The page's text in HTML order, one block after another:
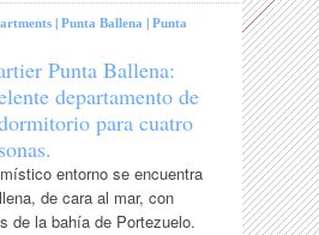
|Punta Ballena |Punta
Punta Ballena:
departamento de
para cuatro
entorno se encuentra
de cara al mar, con
de la bahía de Portezuelo.